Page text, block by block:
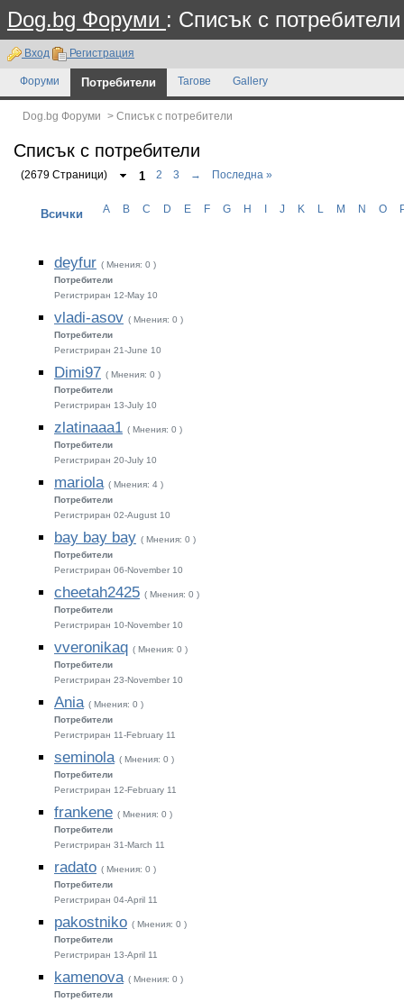
Dog.bg Форуми : Списък с потребители
Вход Регистрация
Форуми Потребители Тагове Gallery
Dog.bg Форуми > Списък с потребители
Списък с потребители
(2679 Страници) 1 2 3 → Последна »
Всички A B C D E F G H J K M N O
deyfur ( Мнения: 0 )
Потребители
Регистриран 12-May 10
vladi-asov ( Мнения: 0 )
Потребители
Регистриран 21-June 10
Dimi97 ( Мнения: 0 )
Потребители
Регистриран 13-July 10
zlatinaaa1 ( Мнения: 0 )
Потребители
Регистриран 20-July 10
mariola ( Мнения: 4 )
Потребители
Регистриран 02-August 10
bay bay bay ( Мнения: 0 )
Потребители
Регистриран 06-November 10
cheetah2425 ( Мнения: 0 )
Потребители
Регистриран 10-November 10
vveronikaq ( Мнения: 0 )
Потребители
Регистриран 23-November 10
Ania ( Мнения: 0 )
Потребители
Регистриран 11-February 11
seminola ( Мнения: 0 )
Потребители
Регистриран 12-February 11
frankene ( Мнения: 0 )
Потребители
Регистриран 31-March 11
radato ( Мнения: 0 )
Потребители
Регистриран 04-April 11
pakostniko ( Мнения: 0 )
Потребители
Регистриран 13-April 11
kamenova ( Мнения: 0 )
Потребители